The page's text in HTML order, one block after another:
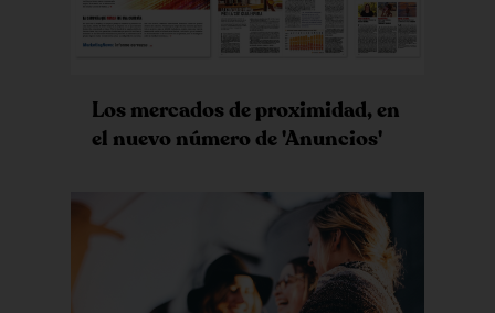
Los mercados de proximidad, en
el nuevo número de 'Anuncios'